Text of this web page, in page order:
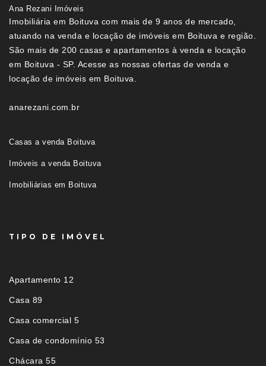
Ana Rezani Imóveis
Imobiliária em Boituva com mais de 9 anos de mercado,
atuando na venda e locação de imóveis em Boituva e região.
São mais de 200 casas e apartamentos à venda e locação
em Boituva - SP. Acesse as nossas ofertas de venda e
locação de imóveis em Boituva.
anarezani.com.br
Casas a venda Boituva
Imóveis a venda Boituva
Imobiliárias em Boituva
TIPO DE IMÓVEL
Apartamento 12
Casa 89
Casa comercial 5
Casa de condomínio 53
Chácara 55